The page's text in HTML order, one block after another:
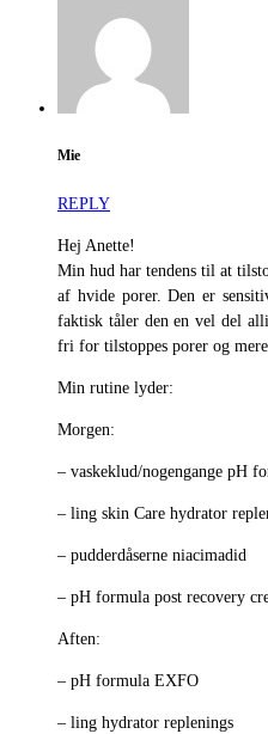
Mie
REPLY
Hej Anette!
Min hud har tendens til at
af hvide porer. Den er
faktisk tåler den en vel del
fri for tilstoppes porer og
Min rutine lyder:
Morgen:
– vaskeklud/nogengange pH
– ling skin Care hydrator
– pudderdåserne niacimadid
– pH formula post recovery
Aften:
– pH formula EXFO
– ling hydrator replenings